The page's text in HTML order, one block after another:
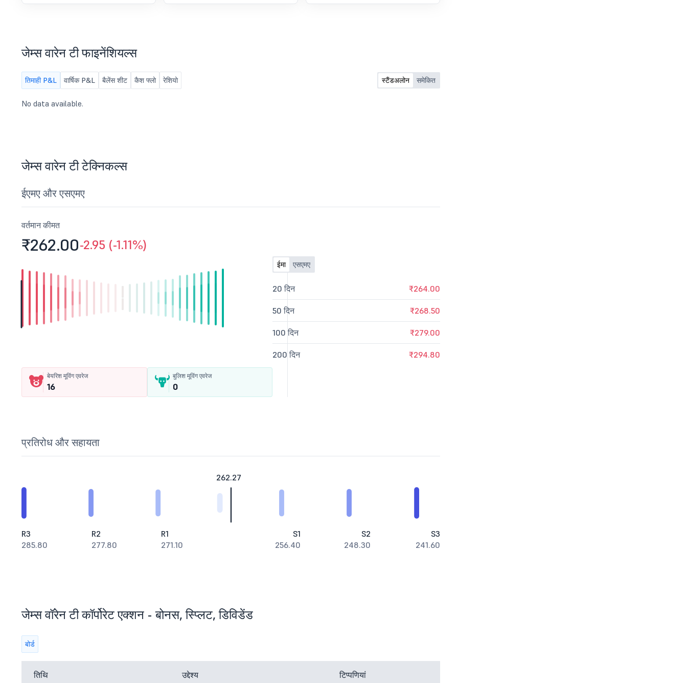
जेम्स वारेन टी फाइनेंशियल्स
तिमाही P&L वार्षिक P&L बैलेंस शीट कैश फ्लो रेशियो स्टैंडअलोन समेकित
No data available.
जेम्स वारेन टी टेक्निकल्स
ईएमए और एसएमए
वर्तमान कीमत
₹262.00-2.95 (-1.11%)
बेयरिश मूविंग एवरेज
16
बुलिश मूविंग एवरेज
0
ईमा एसएमए
20 दिन ₹264.00
50 दिन ₹268.50
100 दिन ₹279.00
200 दिन ₹294.80
प्रतिरोध और सहायता
262.27
R3
285.80
R2
277.80
R1
271.10
S1
256.40
S2
248.30
S3
241.60
जेम्स वॉरेन टी कॉर्पोरेट एक्शन - बोनस, स्प्लिट, डिविडेंड
बोर्ड
तिथि उद्देश्य टिप्पणियां